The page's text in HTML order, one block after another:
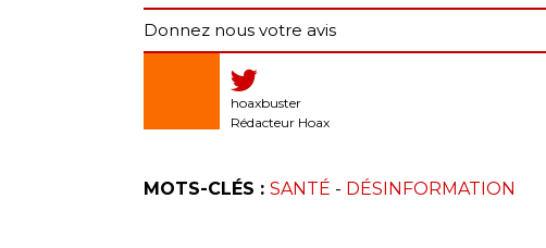
Donnez nous votre avis
hoaxbuster
Rédacteur Hoax
MOTS-CLÉS : SANTÉ - DÉSINFORMATION